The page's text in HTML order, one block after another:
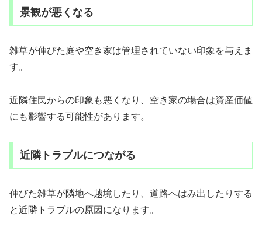
景観が悪くなる
雑草が伸びた庭や空き家は管理されていない印象を与えま
す。
近隣住民からの印象も悪くなり、空き家の場合は資産価値
にも影響する可能性があります。
近隣トラブルにつながる
伸びた雑草が隣地へ越境したり、道路へはみ出したりする
と近隣トラブルの原因になります。